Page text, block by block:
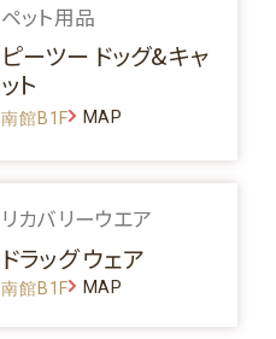
ペット用品
ピーツー ドッグ&キャ
ット
南館B1F MAP
リカバリーウエア
ドラッグ ウェア
南館B1F MAP